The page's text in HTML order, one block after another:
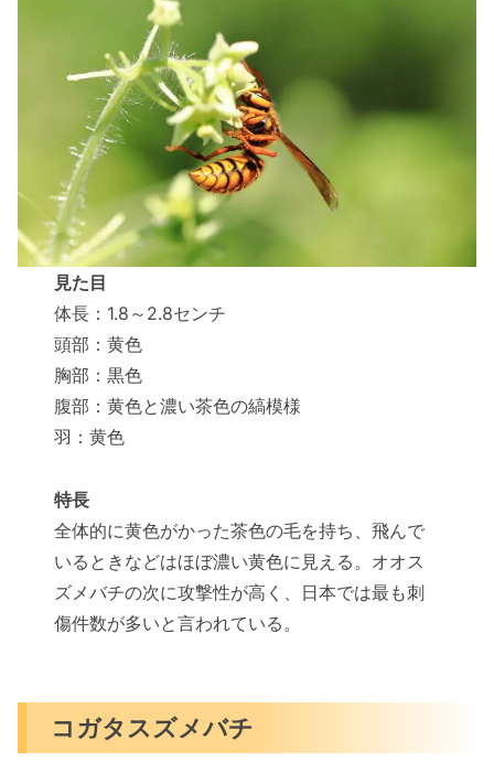
見た目
体長：1.8～2.8センチ
頭部：黄色
胸部：黒色
腹部：黄色と濃い茶色の縞模様
羽：黄色
特長
全体的に黄色がかった茶色の毛を持ち、飛んで
いるときなどはほぼ濃い黄色に見える。オオス
ズメバチの次に攻撃性が高く、日本では最も刺
傷件数が多いと言われている。
コガタスズメバチ